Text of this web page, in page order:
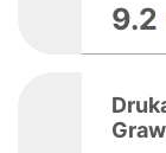
9.2